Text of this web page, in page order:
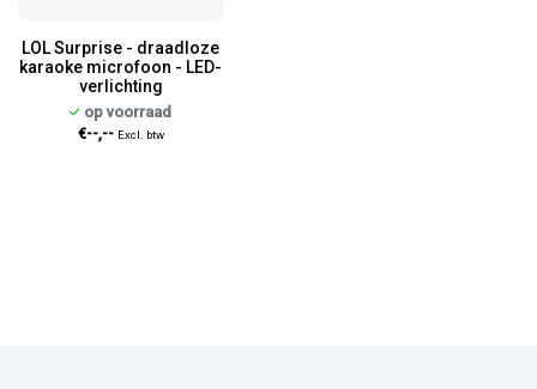
LOL Surprise - draadloze
karaoke microfoon - LED-
verlichting
op voorraad
€--,-- Excl. btw